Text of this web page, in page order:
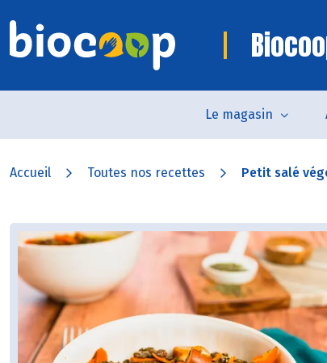
Le magasin
Accueil Toutes nos recettes Petit salé